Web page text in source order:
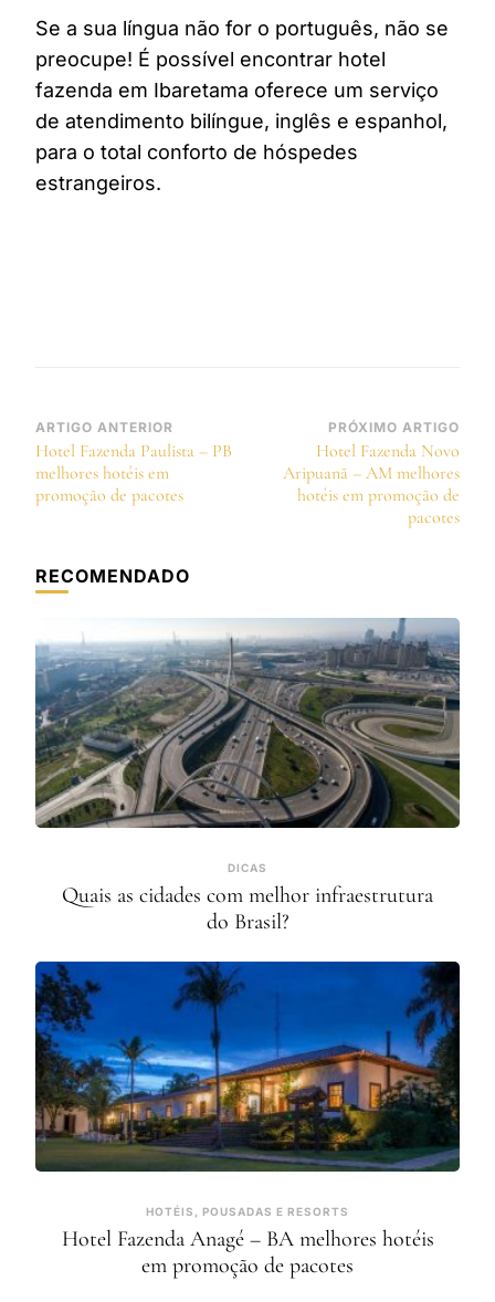
Se a sua língua não for o português, não se
preocupe! É possível encontrar hotel
fazenda em Ibaretama oferece um serviço
de atendimento bilíngue, inglês e espanhol,
para o total conforto de hóspedes
estrangeiros.
Navegação
de
post
ARTIGO ANTERIOR
Hotel Fazenda Paulista – PB
melhores hotéis em
promoção de pacotes
PRÓXIMO ARTIGO
Hotel Fazenda Novo
Aripuanã – AM melhores
hotéis em promoção de
pacotes
RECOMENDADO
DICAS
Quais as cidades com melhor infraestrutura
do Brasil?
HOTÉIS, POUSADAS E RESORTS
Hotel Fazenda Anagé – BA melhores hotéis
em promoção de pacotes